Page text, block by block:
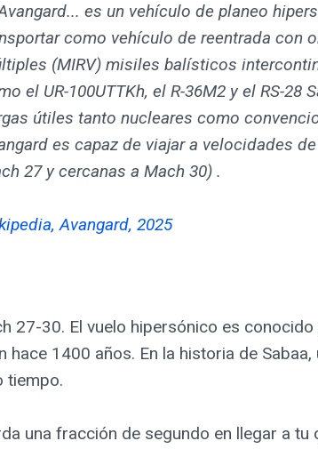
es un vehículo de planeo
como vehículo de reentrada con
(MIRV) misiles balísticos
el UR-100UTTKh, el R-36M2 y el RS-28
útiles tanto nucleares como
es capaz de viajar a velocidades
27 y cercanas a Mach 30) .
, Avangard, 2025
27-30. El vuelo hipersónico es
1400 años. En la historia de
tiempo.
una fracción de segundo en llegar a